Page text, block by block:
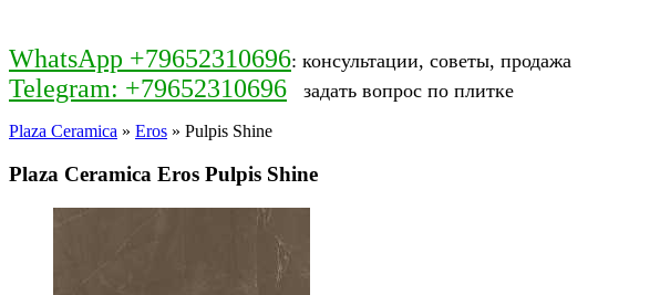
WhatsApp +79652310696: консультации, советы, продажа
Telegram: +79652310696 задать вопрос по плитке
Plaza Ceramica » Eros » Pulpis Shine
Plaza Ceramica Eros Pulpis Shine